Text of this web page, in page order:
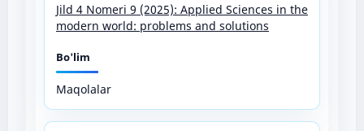
Jild 4 Nomeri 9 (2025): Applied Sciences in the
modern world: problems and solutions
Bo'lim
Maqolalar